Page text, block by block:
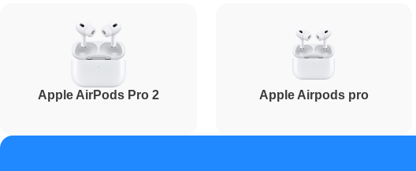
Apple AirPods Pro 2 Apple Airpods pro